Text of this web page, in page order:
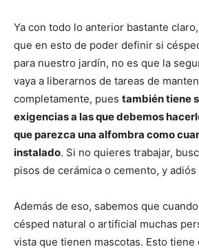
Ya con todo lo anterior bastante
que en esto de poder definir si
para nuestro jardín, no es que la
vaya a liberarnos de tareas de
completamente, pues también tiene
exigencias a las que debemos
que parezca una alfombra como
instalado. Si no quieres trabajar,
pisos de cerámica o cemento, y
Además de eso, sabemos que
césped natural o artificial muchas
vista que tienen mascotas. Esto